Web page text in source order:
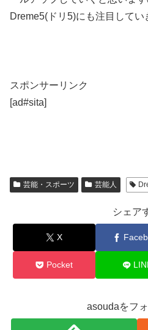
Dreme5(ドリ5)にも注目してい
スポンサーリンク
[ad#sita]
芸能・スポーツ 芸能人
シェア
X
Pocket
asoudaをフ